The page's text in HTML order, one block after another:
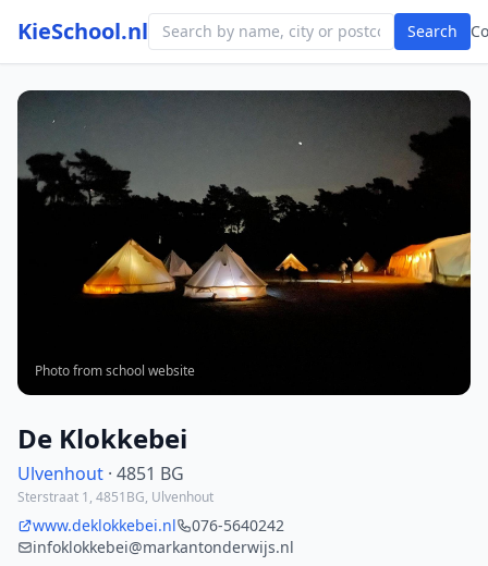
KieSchool.nl Search
Photo from school website
De Klokkebei
Ulvenhout · 4851 BG
Sterstraat 1, 4851BG, Ulvenhout
www.deklokkebei.nl
076-5640242
infoklokkebei@markantonderwijs.nl